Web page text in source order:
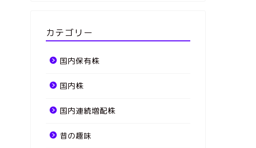
カテゴリー
国内保有株
国内株
国内連続増配株
昔の趣味